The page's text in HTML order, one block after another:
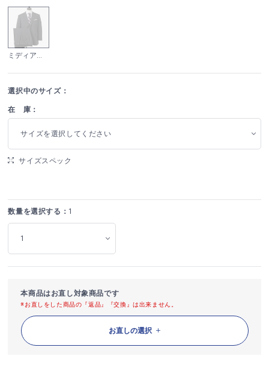
ミディアムグレー
選択中のサイズ：
在 庫：
サイズを選択してください
サイズスペック
数量を選択する： 1
本商品はお直し対象商品です
※お直しをした商品の『返品』『交換』は出来ません。
お直しの選択